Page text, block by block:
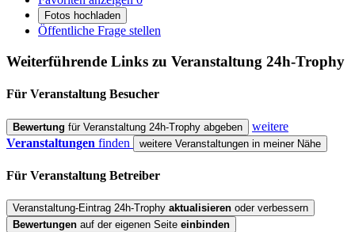
Fotos hochladen
Öffentliche Frage stellen
Weiterführende Links zu Veranstaltung 24h-Trophy
Für Veranstaltung Besucher
Bewertung für Veranstaltung 24h-Trophy abgeben
weitere
Veranstaltungen finden weitere Veranstaltungen in meiner Nähe
Für Veranstaltung Betreiber
Veranstaltung-Eintrag 24h-Trophy aktualisieren oder verbessern
Bewertungen auf der eigenen Seite einbinden